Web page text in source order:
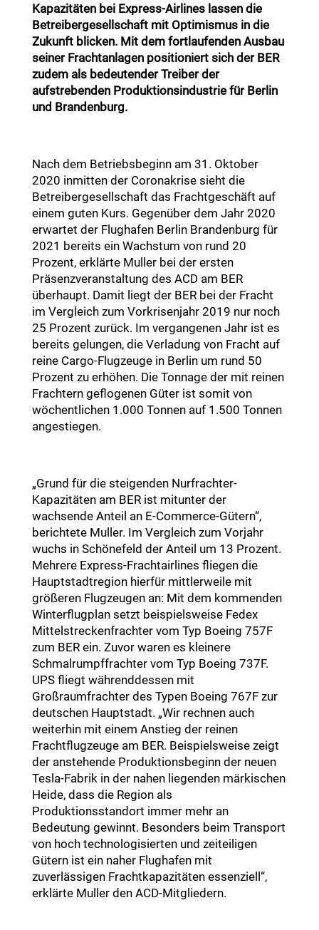
Kapazitäten bei Express-Airlines lassen die
Betreibergesellschaft mit Optimismus in die
Zukunft blicken. Mit dem fortlaufenden Ausbau
seiner Frachtanlagen positioniert sich der BER
zudem als bedeutender Treiber der
aufstrebenden Produktionsindustrie für Berlin
und Brandenburg.
Nach dem Betriebsbeginn am 31. Oktober
2020 inmitten der Coronakrise sieht die
Betreibergesellschaft das Frachtgeschäft auf
einem guten Kurs. Gegenüber dem Jahr 2020
erwartet der Flughafen Berlin Brandenburg für
2021 bereits ein Wachstum von rund 20
Prozent, erklärte Muller bei der ersten
Präsenzveranstaltung des ACD am BER
überhaupt. Damit liegt der BER bei der Fracht
im Vergleich zum Vorkrisenjahr 2019 nur noch
25 Prozent zurück. Im vergangenen Jahr ist es
bereits gelungen, die Verladung von Fracht auf
reine Cargo-Flugzeuge in Berlin um rund 50
Prozent zu erhöhen. Die Tonnage der mit reinen
Frachtern geflogenen Güter ist somit von
wöchentlichen 1.000 Tonnen auf 1.500 Tonnen
angestiegen.
„Grund für die steigenden Nurfrachter-
Kapazitäten am BER ist mitunter der
wachsende Anteil an E-Commerce-Gütern“,
berichtete Muller. Im Vergleich zum Vorjahr
wuchs in Schönefeld der Anteil um 13 Prozent.
Mehrere Express-Frachtairlines fliegen die
Hauptstadtregion hierfür mittlerweile mit
größeren Flugzeugen an: Mit dem kommenden
Winterflugplan setzt beispielsweise Fedex
Mittelstreckenfrachter vom Typ Boeing 757F
zum BER ein. Zuvor waren es kleinere
Schmalrumpffrachter vom Typ Boeing 737F.
UPS fliegt währenddessen mit
Großraumfrachter des Typen Boeing 767F zur
deutschen Hauptstadt. „Wir rechnen auch
weiterhin mit einem Anstieg der reinen
Frachtflugzeuge am BER. Beispielsweise zeigt
der anstehende Produktionsbeginn der neuen
Tesla-Fabrik in der nahen liegenden märkischen
Heide, dass die Region als
Produktionsstandort immer mehr an
Bedeutung gewinnt. Besonders beim Transport
von hoch technologisierten und zeiteiligen
Gütern ist ein naher Flughafen mit
zuverlässigen Frachtkapazitäten essenziell“,
erklärte Muller den ACD-Mitgliedern.